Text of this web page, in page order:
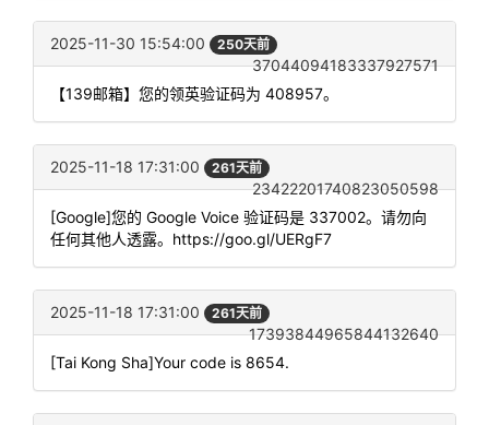
2025-11-30 15:54:00 250天前
37044094183337927571
【139邮箱】您的领英验证码为 408957。
2025-11-18 17:31:00 261天前
23422201740823050598
[Google]您的 Google Voice 验证码是 337002。请勿向
任何其他人透露。https://goo.gl/UERgF7
2025-11-18 17:31:00 261天前
17393844965844132640
[Tai Kong Sha]Your code is 8654.